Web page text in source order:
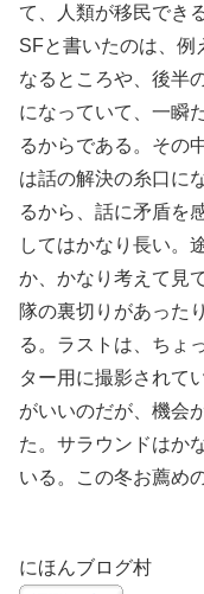
て、人類が移民でき
SFと書いたのは、例
なるところや、後半
になっていて、一瞬
るからである。その
は話の解決の糸口に
るから、話に矛盾を
してはかなり長い。
か、かなり考えて見
隊の裏切りがあった
る。ラストは、ちょ
ター用に撮影されて
がいいのだが、機会
た。サラウンドはか
いる。この冬お薦め
にほんブログ村